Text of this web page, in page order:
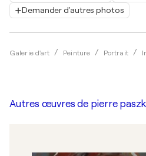
Demander d'autres photos
Galerie d'art Peinture Portrait
Autres œuvres de pierre